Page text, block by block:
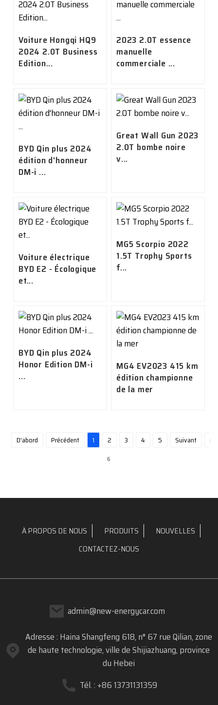
Voiture Hongqi HQ9
2024 2.0T Business
Edition...
2023 2.0T essence
manuelle
commerciale ...
BYD Qin plus 2024
édition d'honneur
DM-i ...
Great Wall Gun 2023
2.0T bombe noire
v...
Voiture électrique
BYD E2 - Écologique
et...
MG5 Scorpio 2022
1.5T Trophy Sports
f...
BYD Qin plus 2024
Honor Edition DM-i
...
MG4 EV2023 415 km
édition championne
de la mer
D'abord Précédent 1 2 3 4 5 Suivant
6
À PROPOS DE NOUS PRODUITS
NOUVELLES
CONTACTEZ-NOUS
admin@new-energycar.com
Adresse : Haina Shangfeng 618, n° 67 rue Qilian, zone
de haute technologie, ville de Shijiazhuang, province
du Hebei
Tél. : +86 13731131359